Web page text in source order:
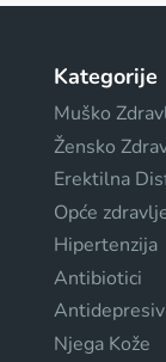
Kategorije
Muško
Žensko
Erektilna
Opće
Hipertenzija
Antibiotici
Njega Kože